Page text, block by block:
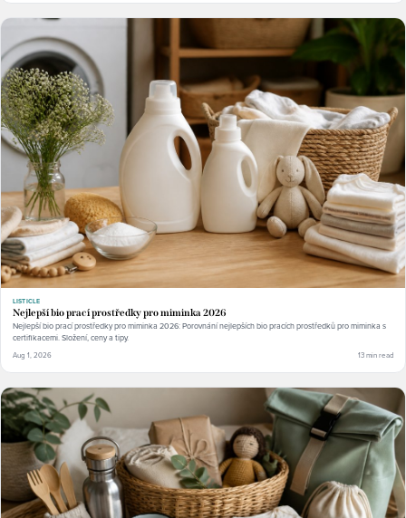
LISTICLE
Nejlepší bio prací prostředky pro miminka 2026
Nejlepší bio prací prostředky pro miminka 2026: Porovnání nejlepších bio pracích prostředků pro miminka s
certifikacemi. Složení, ceny a tipy.
Aug 1, 2026 13 min read